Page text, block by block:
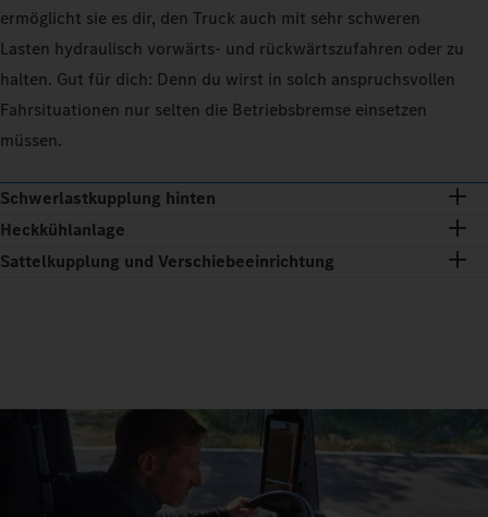
ermöglicht sie es dir, den Truck auch mit sehr schweren
Lasten hydraulisch vorwärts- und rückwärtszufahren oder zu
halten. Gut für dich: Denn du wirst in solch anspruchsvollen
Fahrsituationen nur selten die Betriebsbremse einsetzen
müssen.
Schwerlastkupplung hinten
Heckkühlanlage
Sattelkupplung und Verschiebeeinrichtung